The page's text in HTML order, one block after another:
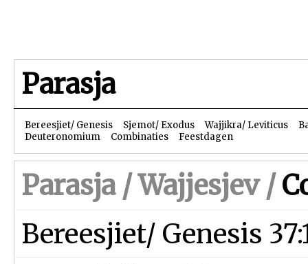
Parasja
Bereesjiet/ Genesis Sjemot/ Exodus Wajjikra/ Leviticus
Deuteronomium
Combinaties Feestdagen
Parasja /Wajjesjev/
Bereesjiet/ Genesis